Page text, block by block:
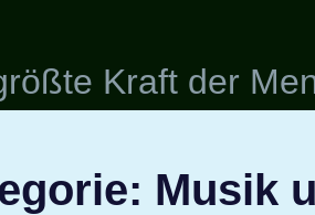
Kraft der
Musik